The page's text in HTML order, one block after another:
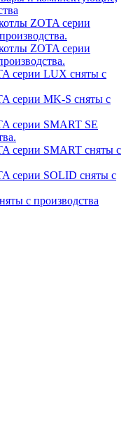
ZOTA серии
ZOTA серии
серии LUX сняты с
серии MK-S сняты с
серии SMART SE
серии SMART сняты с
серии SOLID сняты с
с производства